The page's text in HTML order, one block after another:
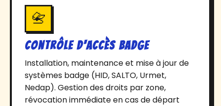
📇
Contrôle d'accès badge
Installation, maintenance et mise à jour de
systèmes badge (HID, SALTO, Urmet,
Nedap). Gestion des droits par zone,
révocation immédiate en cas de départ